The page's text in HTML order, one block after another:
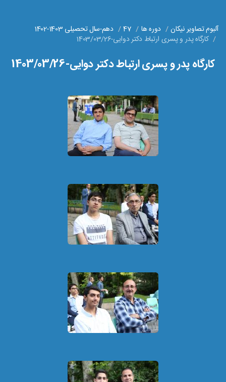
آلبوم تصاویر نیکان دوره ها 47
دهم-سال تحصیلی 1403-1402
کارگاه پدر و پسری ارتباط دکتر دوایی-1403/03/26
کارگاه پدر و پسری ارتباط دکتر دوایی-1403/03/26